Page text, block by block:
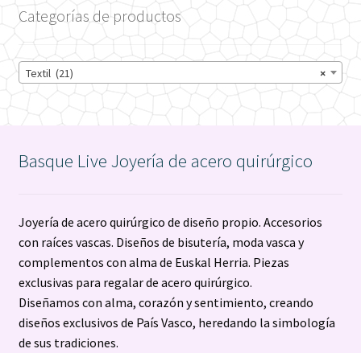
Categorías de productos
×
Textil (21)
Basque Live Joyería de acero quirúrgico
Joyería de acero quirúrgico de diseño propio. Accesorios
con raíces vascas. Diseños de bisutería, moda vasca y
complementos con alma de Euskal Herria. Piezas
exclusivas para regalar de acero quirúrgico.
Diseñamos con alma, corazón y sentimiento, creando
diseños exclusivos de País Vasco, heredando la simbología
de sus tradiciones.